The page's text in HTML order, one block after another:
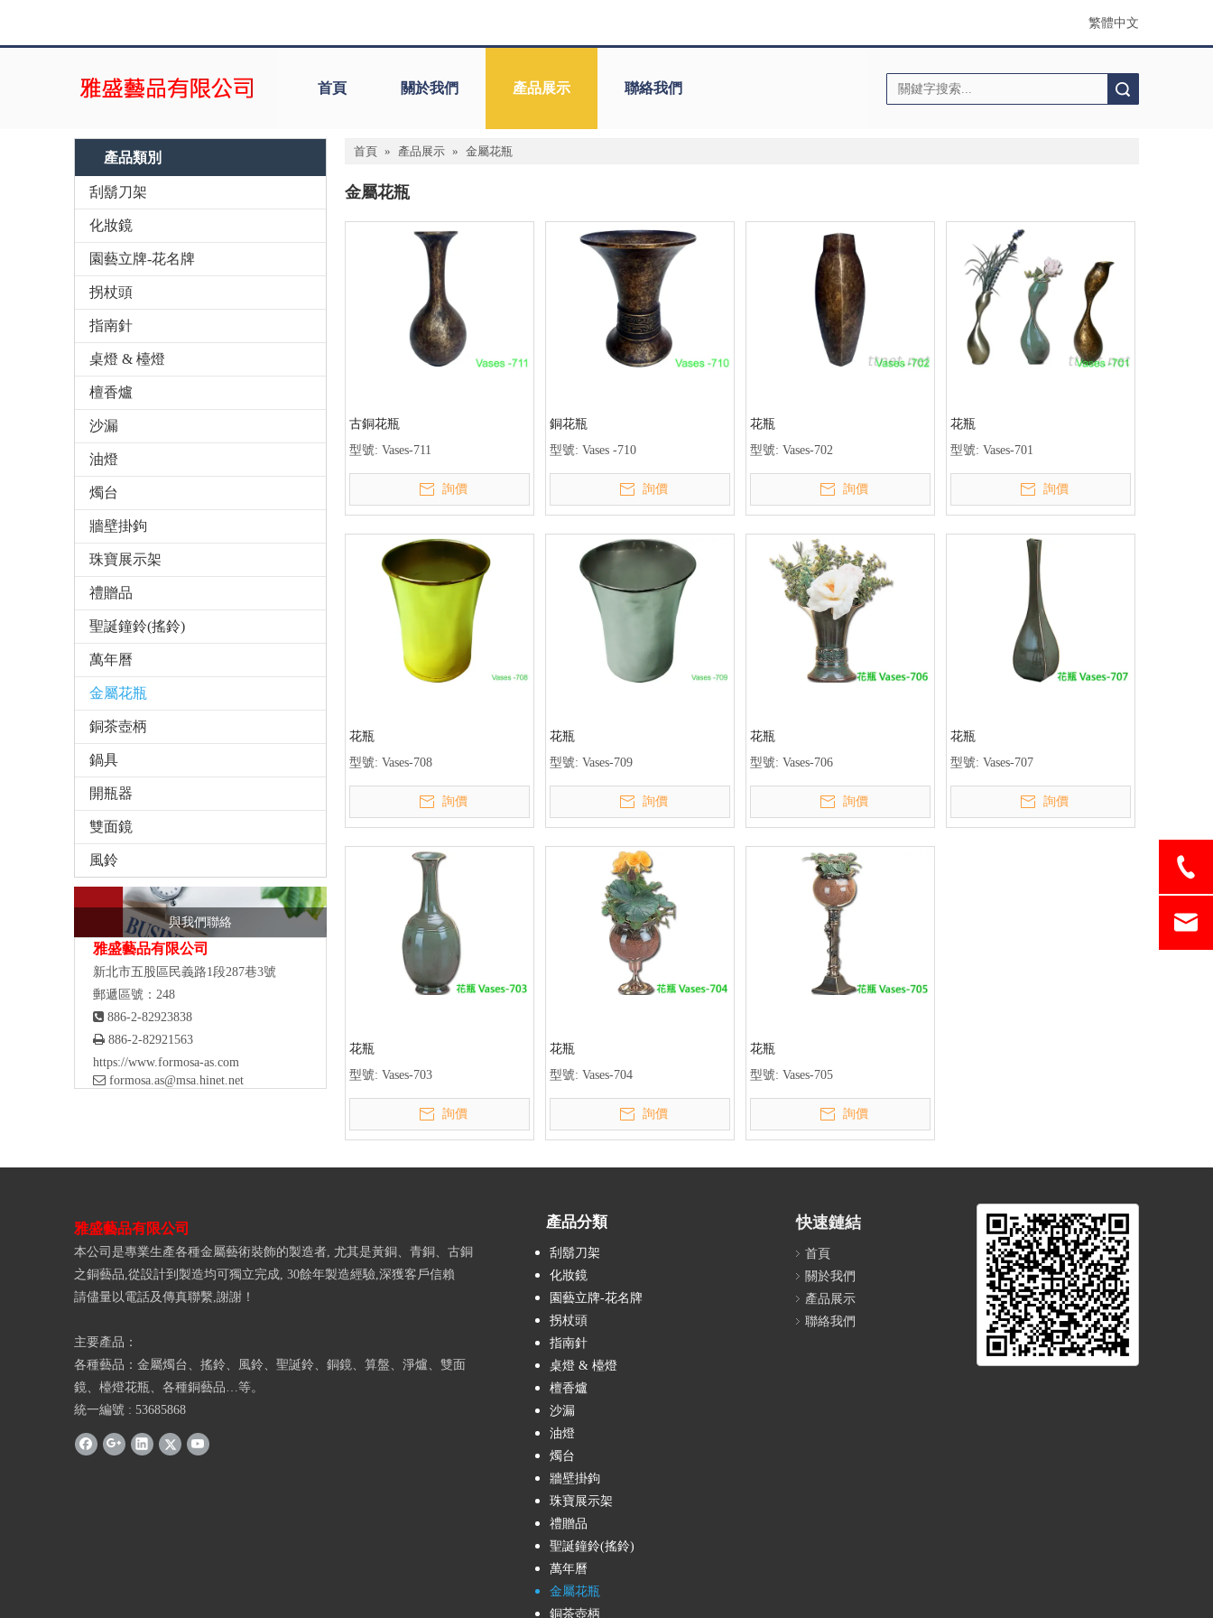
繁體中文
首頁 關於我們 產品展示 聯絡我們
產品類別
刮鬍刀架
化妝鏡
園藝立牌-花名牌
拐杖頭
指南針
桌燈 & 檯燈
檀香爐
沙漏
油燈
燭台
牆壁掛鉤
珠寶展示架
禮贈品
聖誕鐘鈴(搖鈴)
萬年曆
金屬花瓶
銅茶壺柄
鍋具
開瓶器
雙面鏡
風鈴
與我們聯絡
雅盛藝品有限公司
新北市五股區民義路1段287巷3號
郵遞區號：248
 886-2-82923838
 886-2-82921563
https://www.formosa-as.com
 formosa.as@msa.hinet.net
首頁 » 產品展示 » 金屬花瓶
金屬花瓶
古銅花瓶
型號: Vases-711
詢價
銅花瓶
型號: Vases -710
詢價
花瓶
型號: Vases-702
詢價
花瓶
型號: Vases-701
詢價
花瓶
型號: Vases-708
詢價
花瓶
型號: Vases-709
詢價
花瓶
型號: Vases-706
詢價
花瓶
型號: Vases-707
詢價
花瓶
型號: Vases-703
詢價
花瓶
型號: Vases-704
詢價
花瓶
型號: Vases-705
詢價
雅盛藝品有限公司
本公司是專業生產各種金屬藝術裝飾的製造者, 尤其是黃銅、青銅、古銅
之銅藝品,從設計到製造均可獨立完成, 30餘年製造經驗,深獲客戶信賴
請儘量以電話及傳真聯繫,謝謝！
主要產品：
各種藝品：金屬燭台、搖鈴、風鈴、聖誕鈴、銅鏡、算盤、淨爐、雙面
鏡、檯燈花瓶、各種銅藝品…等。
統一編號 : 53685868
產品分類
刮鬍刀架
化妝鏡
園藝立牌-花名牌
拐杖頭
指南針
桌燈 & 檯燈
檀香爐
沙漏
油燈
燭台
牆壁掛鉤
珠寶展示架
禮贈品
聖誕鐘鈴(搖鈴)
萬年曆
金屬花瓶
銅茶壺柄
快速鏈結
首頁
關於我們
產品展示
聯絡我們